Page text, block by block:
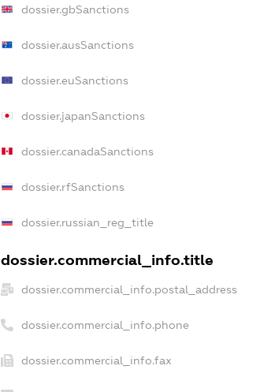
dossier.gbSanctions
dossier.ausSanctions
dossier.euSanctions
dossier.japanSanctions
dossier.canadaSanctions
dossier.rfSanctions
dossier.russian_reg_title
dossier.commercial_info.title
dossier.commercial_info.postal_address
dossier.commercial_info.phone
dossier.commercial_info.fax